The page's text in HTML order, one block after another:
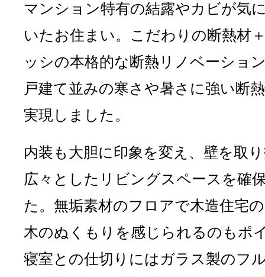
マンション特有の結露やカビが気
いたお住まい。こだわりの断熱材
ッシの本格的な断熱リノベーショ
戸建て並みの寒さや暑さに強い断
実現しました。
内装も大胆に印象を変え、壁を取
広々としたリビングスペースを確
た。無垢素材のフロアで木造住宅
木のぬくもりを感じられるのもポ
寝室との仕切りにはガラス製のフ